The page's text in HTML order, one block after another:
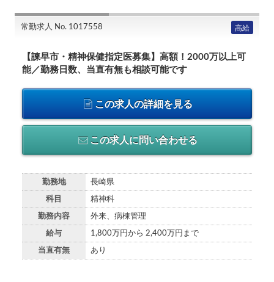
常勤求人 No. 1017558 高給
【諫早市・精神保健指定医募集】高額！2000万以上可
能／勤務日数、当直有無も相談可能です
この求人の詳細を見る
この求人に問い合わせる
勤務地 長崎県
科目 精神科
勤務内容 外来、病棟管理
給与 1,800万円から 2,400万円まで
当直有無 あり